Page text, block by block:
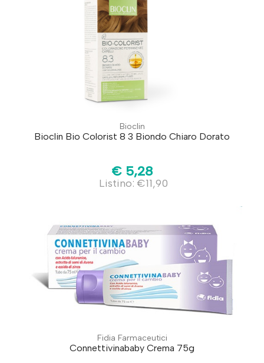
Bioclin
Bioclin Bio Colorist 8 3 Biondo Chiaro Dorato
€ 5,28
Listino: €11,90
Fidia Farmaceutici
Connettivinababy Crema 75g